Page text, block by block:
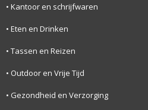
Kantoor en schrijfwaren
Eten en Drinken
Tassen en Reizen
Outdoor en Vrije Tijd
Gezondheid en Verzorging